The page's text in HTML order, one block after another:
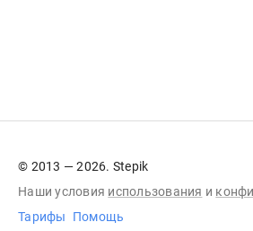
© 2013 — 2026. Stepik
Наши условия использования и
Тарифы
Помощь